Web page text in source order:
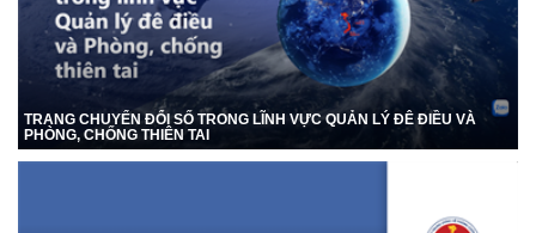
TRANG CHUYỂN ĐỔI SỐ TRONG LĨNH VỰC QUẢN LÝ ĐÊ ĐIỀU VÀ
PHÒNG, CHỐNG THIÊN TAI